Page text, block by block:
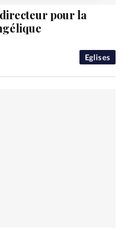
Eglises
pour la